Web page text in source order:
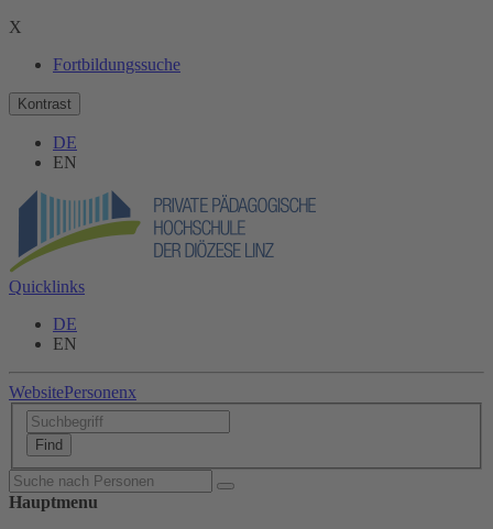
X
Fortbildungssuche
Kontrast
DE
EN
Quicklinks
DE
EN
WebsitePersonenx
Hauptmenu